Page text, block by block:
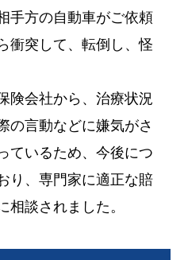
手方の自動車がご依頼
衝突して、転倒し、怪
険会社から、治療状況
の言動などに嫌気がさ
ているため、今後につ
り、専門家に適正な賠
相談されました。